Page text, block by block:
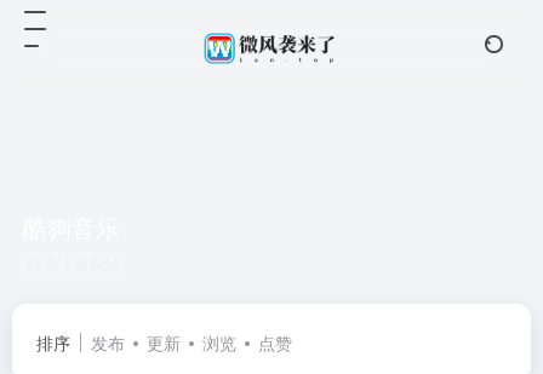
排序 发布 更新 浏览 点赞